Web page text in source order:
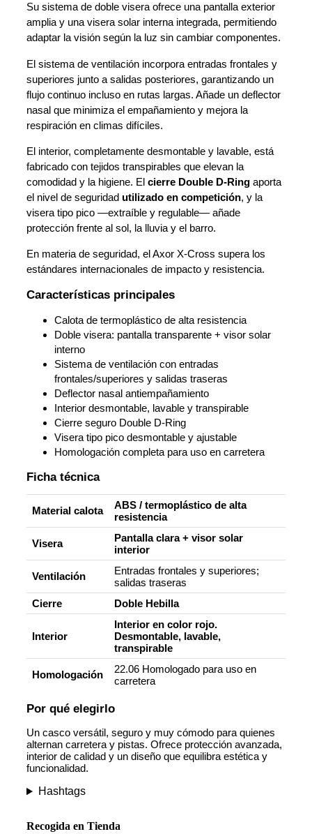
Su sistema de doble visera ofrece una pantalla exterior
amplia y una visera solar interna integrada, permitiendo
adaptar la visión según la luz sin cambiar componentes.
El sistema de ventilación incorpora entradas frontales y
superiores junto a salidas posteriores, garantizando un
flujo continuo incluso en rutas largas. Añade un deflector
nasal que minimiza el empañamiento y mejora la
respiración en climas difíciles.
El interior, completamente desmontable y lavable, está
fabricado con tejidos transpirables que elevan la
comodidad y la higiene. El cierre Double D-Ring aporta
el nivel de seguridad utilizado en competición, y la
visera tipo pico —extraíble y regulable— añade
protección frente al sol, la lluvia y el barro.
En materia de seguridad, el Axor X-Cross supera los
estándares internacionales de impacto y resistencia.
Características principales
Calota de termoplástico de alta resistencia
Doble visera: pantalla transparente + visor solar
interno
Sistema de ventilación con entradas
frontales/superiores y salidas traseras
Deflector nasal antiempañamiento
Interior desmontable, lavable y transpirable
Cierre seguro Double D-Ring
Visera tipo pico desmontable y ajustable
Homologación completa para uso en carretera
Ficha técnica
Material calota
ABS / termoplástico de alta
resistencia
Visera
Pantalla clara + visor solar
interior
Ventilación
Entradas frontales y superiores;
salidas traseras
Cierre
Doble Hebilla
Interior
Interior en color rojo.
Desmontable, lavable,
transpirable
Homologación
22.06 Homologado para uso en
carretera
Por qué elegirlo
Un casco versátil, seguro y muy cómodo para quienes
alternan carretera y pistas. Ofrece protección avanzada,
interior de calidad y un diseño que equilibra estética y
funcionalidad.
Hashtags
Recogida en Tienda